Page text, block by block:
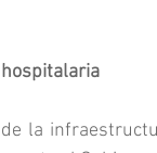
la